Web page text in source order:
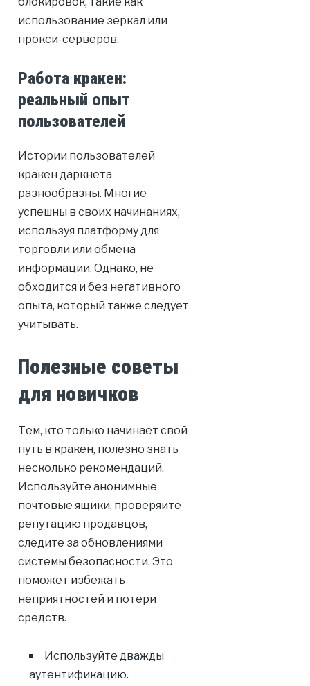
использование зеркал или
прокси-серверов.
Работа кракен:
реальный опыт
пользователей
Истории пользователей
кракен даркнета
разнообразны. Многие
успешны в своих начинаниях,
используя платформу для
торговли или обмена
информации. Однако, не
обходится и без негативного
опыта, который также следует
учитывать.
Полезные советы
для новичков
Тем, кто только начинает свой
путь в кракен, полезно знать
несколько рекомендаций.
Используйте анонимные
почтовые ящики, проверяйте
репутацию продавцов,
следите за обновлениями
системы безопасности. Это
поможет избежать
неприятностей и потери
средств.
Используйте дважды
аутентификацию.